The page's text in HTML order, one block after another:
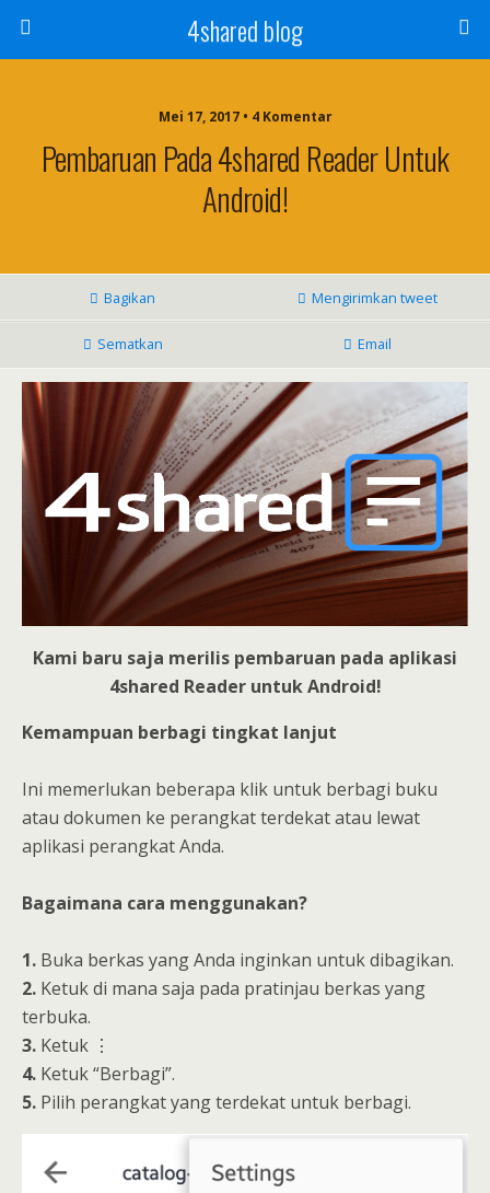
4shared blog
Mei 17, 2017 • 4 Komentar
Pembaruan Pada 4shared Reader Untuk
Android!
Bagikan Mengirimkan tweet
Sematkan Email
Kami baru saja merilis pembaruan pada aplikasi
4shared Reader untuk Android!
Kemampuan berbagi tingkat lanjut
Ini memerlukan beberapa klik untuk berbagi buku
atau dokumen ke perangkat terdekat atau lewat
aplikasi perangkat Anda.
Bagaimana cara menggunakan?
1. Buka berkas yang Anda inginkan untuk dibagikan.
2. Ketuk di mana saja pada pratinjau berkas yang
terbuka.
3. Ketuk ⋮
4. Ketuk “Berbagi”.
5. Pilih perangkat yang terdekat untuk berbagi.